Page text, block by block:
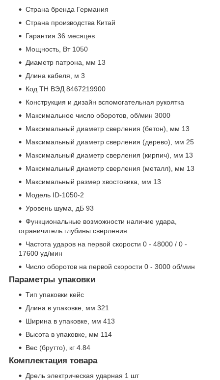
Страна бренда Германия
Страна производства Китай
Гарантия 36 месяцев
Мощность, Вт 1050
Диаметр патрона, мм 13
Длина кабеля, м 3
Код ТН ВЭД 8467219900
Конструкция и дизайн вспомогательная рукоятка
Максимальное число оборотов, об/мин 3000
Максимальный диаметр сверления (бетон), мм 13
Максимальный диаметр сверления (дерево), мм 25
Максимальный диаметр сверления (кирпич), мм 13
Максимальный диаметр сверления (металл), мм 13
Максимальный размер хвостовика, мм 13
Модель ID-1050-2
Уровень шума, дБ 93
Функциональные возможности наличие удара,
ограничитель глубины сверления
Частота ударов на первой скорости 0 - 48000 / 0 -
17600 уд/мин
Число оборотов на первой скорости 0 - 3000 об/мин
Параметры упаковки
Тип упаковки кейс
Длина в упаковке, мм 321
Ширина в упаковке, мм 413
Высота в упаковке, мм 114
Вес (брутто), кг 4.84
Комплектация товара
Дрель электрическая ударная 1 шт